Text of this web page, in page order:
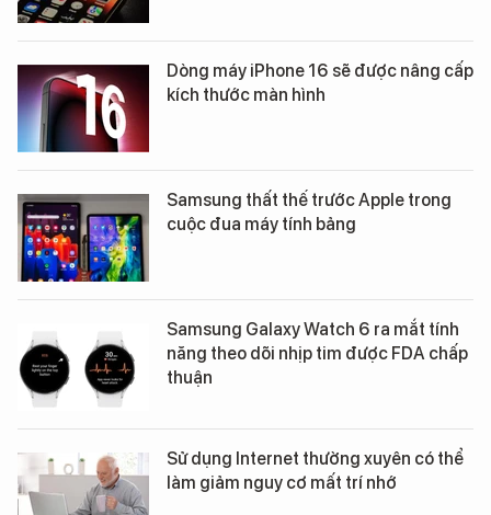
Dòng máy iPhone 16 sẽ được nâng cấp
kích thước màn hình
Samsung thất thế trước Apple trong
cuộc đua máy tính bảng
Samsung Galaxy Watch 6 ra mắt tính
năng theo dõi nhịp tim được FDA chấp
thuận
Sử dụng Internet thường xuyên có thể
làm giảm nguy cơ mất trí nhớ